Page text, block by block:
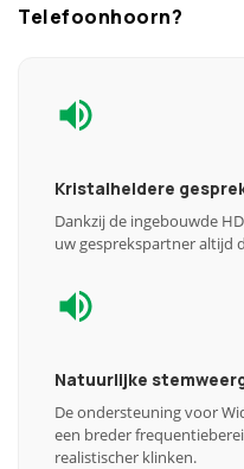
Telefoonhoorn?
Kristalheldere
Dankzij de ingebouwde
uw gesprekspartner altijd
Natuurlijke
De ondersteuning voor
een breder
realistischer klinken.